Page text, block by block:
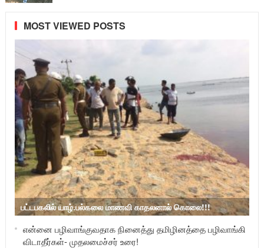
MOST VIEWED POSTS
பட்டபகலில் யாழ்.பல்கலை மாணவி காதலனால் கொலை!!!
என்னை பழிவாங்குவதாக நினைத்து தமிழினத்தை பழிவாங்கி
விடாதீர்கள்- முதலமைச்சர் உரை!